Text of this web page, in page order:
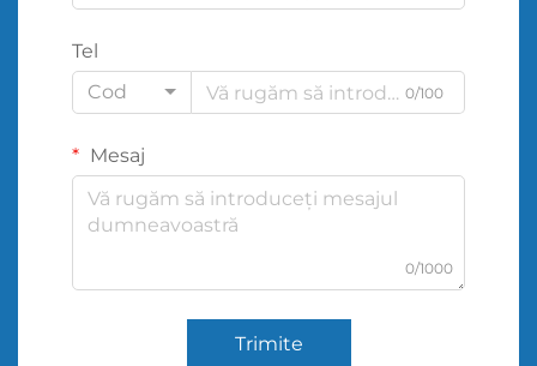
Tel
Cod
0/100
Mesaj
0/1000
Trimite